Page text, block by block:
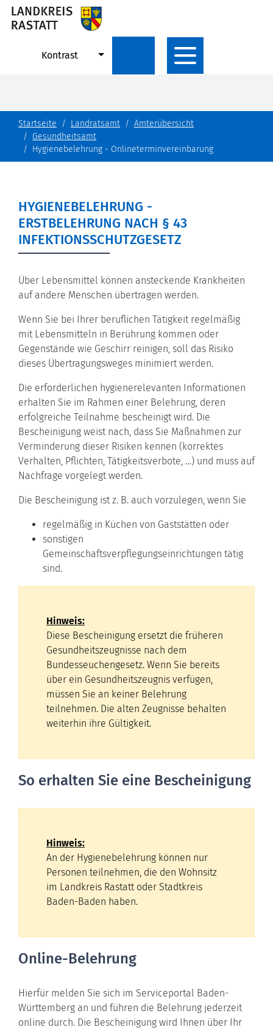
Kontrast
Startseite Landratsamt
Ämterübersicht
Gesundheitsamt
Hygienebelehrung - Onlineterminvereinbarung
HYGIENEBELEHRUNG -
ERSTBELEHRUNG NACH § 43
INFEKTIONSSCHUTZGESETZ
Über Lebensmittel können ansteckende Krankheiten
auf andere Menschen übertragen werden.
Wenn Sie bei Ihrer beruflichen Tätigkeit regelmäßig
mit Lebensmitteln in Berührung kommen oder
Gegenstände wie Geschirr reinigen, soll das Risiko
dieses Übertragungsweges minimiert werden.
Die erforderlichen hygienerelevanten Informationen
erhalten Sie im Rahmen einer Belehrung, deren
erfolgreiche Teilnahme bescheinigt wird. Die
Bescheinigung weist nach, dass Sie Maßnahmen zur
Verminderung dieser Risiken kennen (korrektes
Verhalten, Pflichten, Tätigkeitsverbote, …) und muss auf
Nachfrage vorgelegt werden.
Die Bescheinigung ist z. B. auch vorzulegen, wenn Sie
regelmäßig in Küchen von Gaststätten oder
sonstigen
Gemeinschaftsverpflegungseinrichtungen tätig
sind.
Hinweis:
Diese Bescheinigung ersetzt die früheren
Gesundheitszeugnisse nach dem
Bundesseuchengesetz. Wenn Sie bereits
über ein Gesundheitszeugnis verfügen,
müssen Sie an keiner Belehrung
teilnehmen. Die alten Zeugnisse behalten
weiterhin ihre Gültigkeit.
So erhalten Sie eine Bescheinigung
Hinweis:
An der Hygienebelehrung können nur
Personen teilnehmen, die den Wohnsitz
im Landkreis Rastatt oder Stadtkreis
Baden-Baden haben.
Online-Belehrung
Hierfür melden Sie sich im Serviceportal Baden-
Württemberg an und führen die Belehrung jederzeit
online durch. Die Bescheinigung wird Ihnen über Ihr